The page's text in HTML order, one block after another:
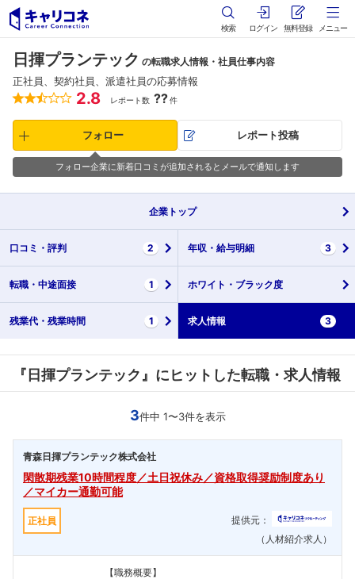
検索 ログイン 無料登録 メニュー
日揮プランテック の転職求人情報・社員仕事内容
正社員、契約社員、派遣社員の応募情報
2.8 レポート数 ??件
フォロー レポート投稿
フォロー企業に新着口コミが追加されるとメールで通知します
企業 トップ
口コミ・ 評判 2 年収・ 給与明細 3
転職・ 中途面接 1 ホワイト・ ブラック度
残業代・ 残業時間 1 求人情報 3
『日揮プランテック』にヒットした転職・求人情報
3件中 1〜3件を表示
青森日揮プランテック株式会社
閑散期残業10時間程度／土日祝休み／資格取得奨励制度あり
／マイカー通勤可能
正社員
提供元：
（人材紹介求人）
【職務概要】